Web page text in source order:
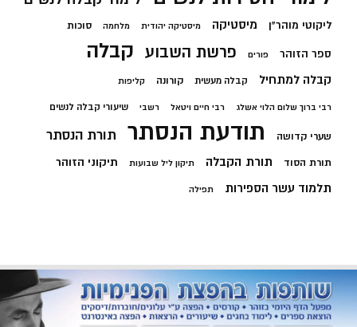
ליקוטי מוהר"ן מיסטיקה מיסטיקה יהודית מלחמה סוכות
ספר הזוהר פורים פרשת השבוע קבלה
קבלה למתחיל קבלה מעשית קורונה קליפות
רבי ברוך שלום הלוי אשלג רבי חיים ויטאל רשבי שיעורי קבלה לנשים
שערי קדושה תודעת הנסתר תורת הנסתר
תורת הסוד תורת הקבלה תיקון ליל שבועות תיקוני הזוהר
תלמוד עשר הספירות תפילה